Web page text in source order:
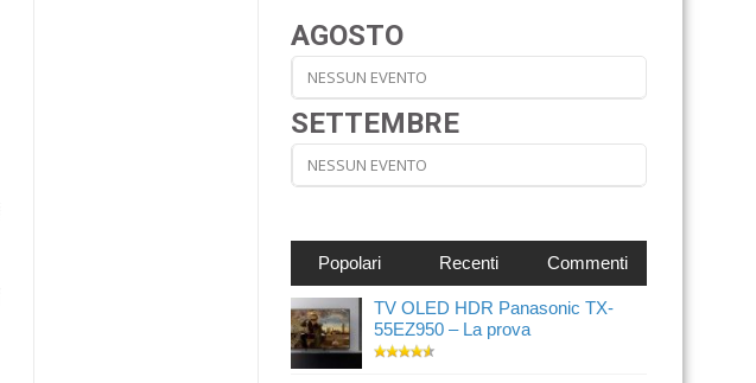
AGOSTO
NESSUN EVENTO
SETTEMBRE
NESSUN EVENTO
Popolari Recenti Commenti
TV OLED HDR Panasonic TX-
55EZ950 – La prova